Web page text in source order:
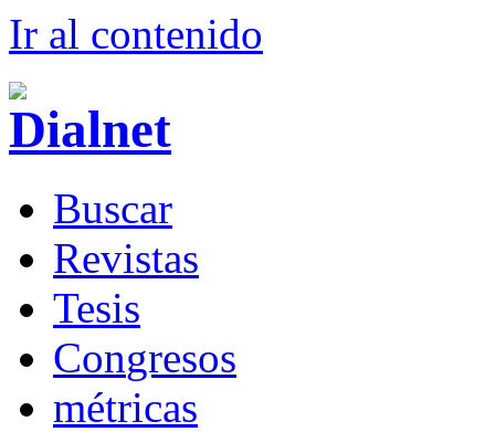
Ir al contenido
Buscar
Revistas
Tesis
Congresos
métricas